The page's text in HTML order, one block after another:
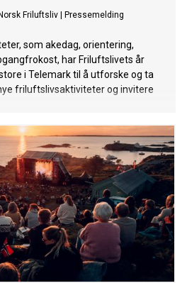
Norsk Friluftsliv Pressemelding
som akedag, orientering,
har Friluftslivets år
i Telemark til å utforske og ta
friluftslivsaktiviteter og invitere